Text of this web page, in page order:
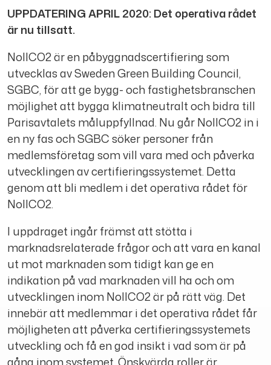
UPPDATERING APRIL 2020: Det operativa rådet
är nu tillsatt.
NollCO2 är en påbyggnadscertifiering som
utvecklas av Sweden Green Building Council,
SGBC, för att ge bygg- och fastighetsbranschen
möjlighet att bygga klimatneutralt och bidra till
Parisavtalets måluppfyllnad. Nu går NollCO2 in i
en ny fas och SGBC söker personer från
medlemsföretag som vill vara med och påverka
utvecklingen av certifieringssystemet. Detta
genom att bli medlem i det operativa rådet för
NollCO2.
I uppdraget ingår främst att stötta i
marknadsrelaterade frågor och att vara en kanal
ut mot marknaden som tidigt kan ge en
indikation på vad marknaden vill ha och om
utvecklingen inom NollCO2 är på rätt väg. Det
innebär att medlemmar i det operativa rådet får
möjligheten att påverka certifieringssystemets
utveckling och få en god insikt i vad som är på